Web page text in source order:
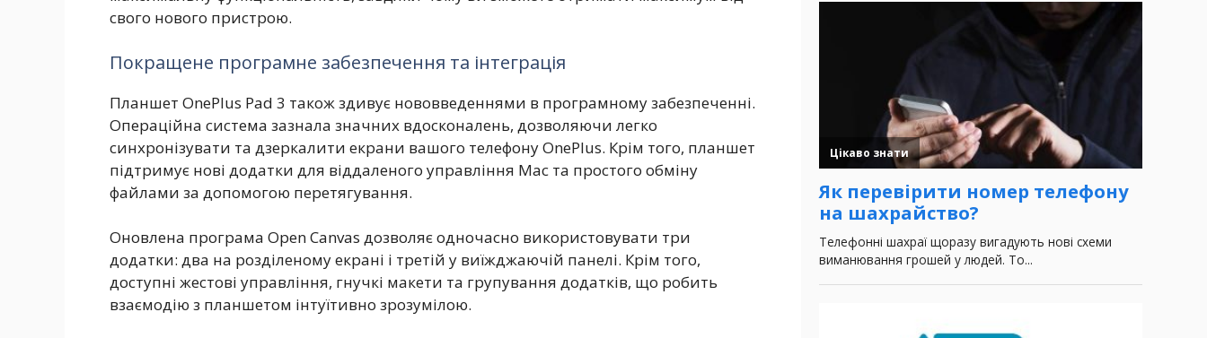
свого нового пристрою.
Покращене програмне забезпечення та інтеграція
Планшет OnePlus Pad 3 також здивує нововведеннями в програмному забезпеченні.
Операційна система зазнала значних вдосконалень, дозволяючи легко
синхронізувати та дзеркалити екрани вашого телефону OnePlus. Крім того, планшет
підтримує нові додатки для віддаленого управління Mac та простого обміну
файлами за допомогою перетягування.
Оновлена програма Open Canvas дозволяє одночасно використовувати три
додатки: два на розділеному екрані і третій у виїжджаючій панелі. Крім того,
доступні жестові управління, гнучкі макети та групування додатків, що робить
взаємодію з планшетом інтуїтивно зрозумілою.